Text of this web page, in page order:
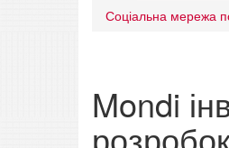
Соціальна мережа
Mondi